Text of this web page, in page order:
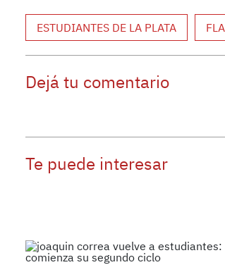
ESTUDIANTES DE LA PLATA
Dejá tu comentario
Te puede interesar